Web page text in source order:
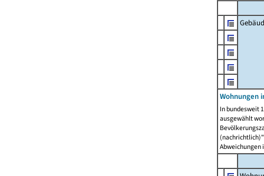
Wohnungen
In bundesweit
ausgewählt
Abweichungen